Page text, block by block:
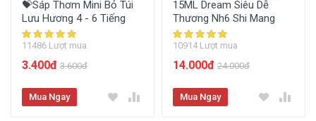
💝Sáp Thơm Mini Bỏ Túi
Lưu Hương 4 - 6 Tiếng
11486 Lượt mua
3.400đ 3.600đ
Mua Ngay
15ML Dream Siêu Dễ
Thương Nh6 Shi Mang
10914 Lượt mua
14.000đ 24.000đ
Mua Ngay